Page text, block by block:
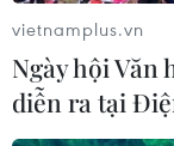
vietnamplus.vn
Ngày hội Văn
diễn ra tại